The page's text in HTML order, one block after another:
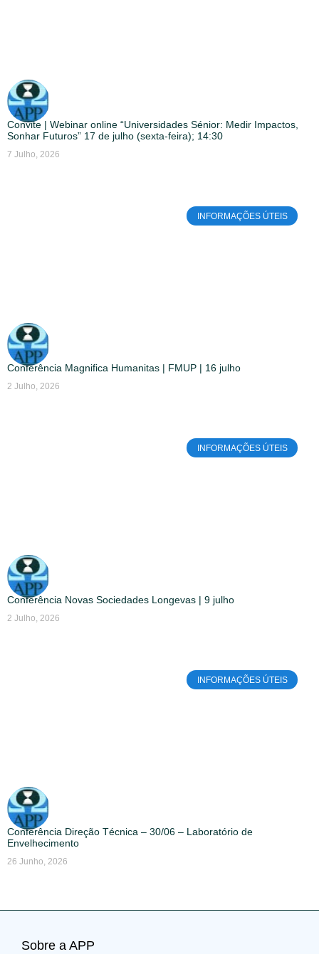
Convite | Webinar online “Universidades Sénior: Medir Impactos,
Sonhar Futuros” 17 de julho (sexta-feira); 14:30
7 Julho, 2026
INFORMAÇÕES ÚTEIS
Conferência Magnifica Humanitas | FMUP | 16 julho
2 Julho, 2026
INFORMAÇÕES ÚTEIS
Conferência Novas Sociedades Longevas | 9 julho
2 Julho, 2026
INFORMAÇÕES ÚTEIS
Conferência Direção Técnica – 30/06 – Laboratório de
Envelhecimento
26 Junho, 2026
Sobre a APP